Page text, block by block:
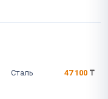
Сталь 47 100 ₸